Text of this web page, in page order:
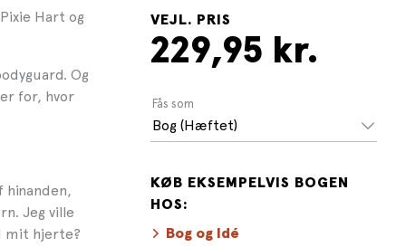
Hart og
Og
for, hvor
hinanden,
Jeg ville
mit hjerte?
VEJL. PRIS
229,95 kr.
Fås som
Bog (Hæftet)
KØB EKSEMPELVIS BOGEN
HOS:
Bog og Idé